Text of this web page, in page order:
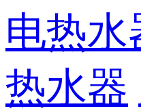
电热水
热水器